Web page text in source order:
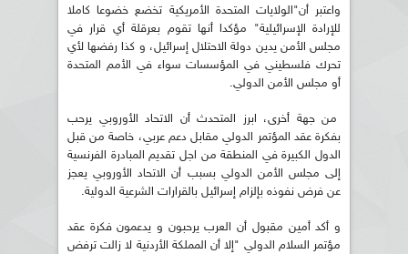
واعتبر أن"الولايات المتحدة الأمريكية تخضع خضوعا كاملا
للإرادة الإسرائيلية" مؤكدا أنها تقوم بعرقلة أي قرار في
مجلس الأمن يدين دولة الاحتلال إسرائيل، و كذا رفضها لأي
تحرك فلسطيني في المؤسسات سواء في الأمم المتحدة
أو مجلس الأمن الدولي.
من جهة أخرى، ابرز المتحدث أن الاتحاد الأوروبي يرحب
بفكرة عقد المؤتمر الدولي مقابل دعم عربي، خاصة من قبل
الدول الكبيرة في المنطقة من اجل تقديم المبادرة الفرنسية
إلى مجلس الأمن الدولي بسبب أن الاتحاد الأوروبي يعجز
عن فرض نفوذه بإلزام إسرائيل بالقرارات الشرعية الدولية.
و أكد أمين مقبول أن العرب يرحبون و يدعمون فكرة عقد
مؤتمر السلام الدولي "إلا أن المملكة الأردنية لا زالت ترفض